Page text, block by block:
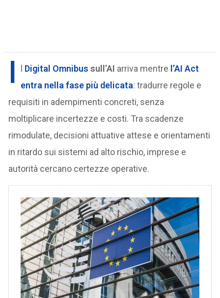
I l Digital Omnibus sull’AI arriva mentre l’AI Act
entra nella fase più delicata: tradurre regole e
requisiti in adempimenti concreti, senza
moltiplicare incertezze e costi. Tra scadenze
rimodulate, decisioni attuative attese e orientamenti
in ritardo sui sistemi ad alto rischio, imprese e
autorità cercano certezze operative.